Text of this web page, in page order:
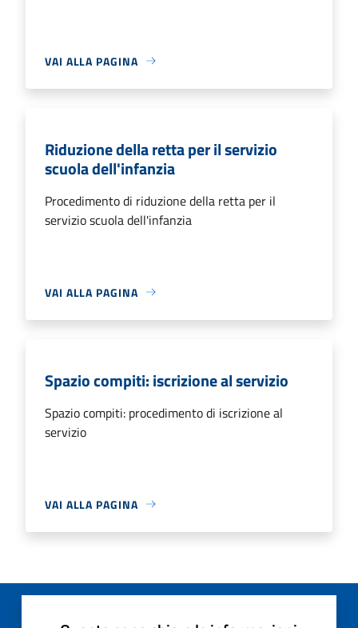
VAI ALLA PAGINA
Riduzione della retta per il servizio
scuola dell'infanzia
Procedimento di riduzione della retta per il
servizio scuola dell'infanzia
VAI ALLA PAGINA
Spazio compiti: iscrizione al servizio
Spazio compiti: procedimento di iscrizione al
servizio
VAI ALLA PAGINA